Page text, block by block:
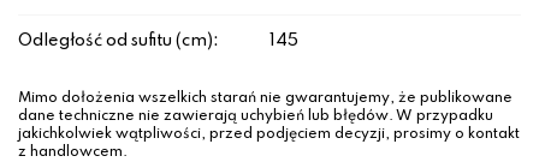
Odległość od sufitu (cm): 145
Mimo dołożenia wszelkich starań nie gwarantujemy, że publikowane
dane techniczne nie zawierają uchybień lub błędów. W przypadku
jakichkolwiek wątpliwości, przed podjęciem decyzji, prosimy o kontakt
z handlowcem.